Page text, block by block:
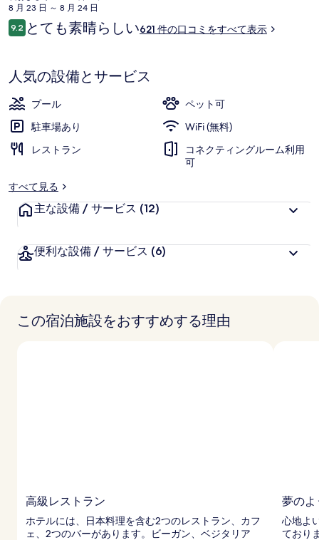
料
金
は
す
8 月 23 日 ～ 8 月 24 日
口
コ
9.210段階中9.2
とても素晴らしい621 件の口コミをすべて表示
人気の設備とサービス
プール
ペット可
駐車場あり
WiFi (無料)
レストラン
コネクティングルーム利用
可
すべて見る
主な設備 / サービス (12)
便利な設備 / サービス (6)
この宿泊施設をおすすめする理由
高級レストラン
ホテルには、日本料理を含む2つのレストラン、カフ
ェ、2つのバーがあります。ビーガン、ベジタリア
夢のよ
心地よ
ており